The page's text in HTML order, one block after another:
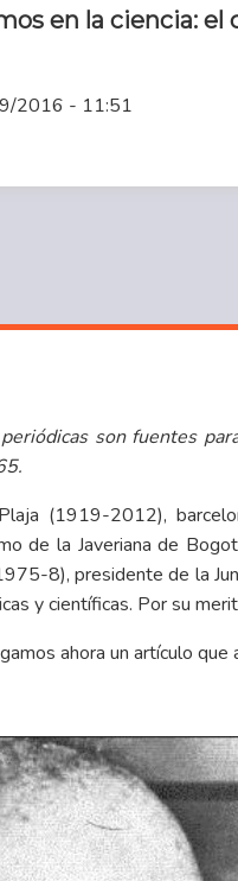
en la ciencia: el
2016 - 11:51
son fuentes
(1919-2012),
de la Javeriana de
8), presidente de la
y científicas. Por su
ahora un artículo que